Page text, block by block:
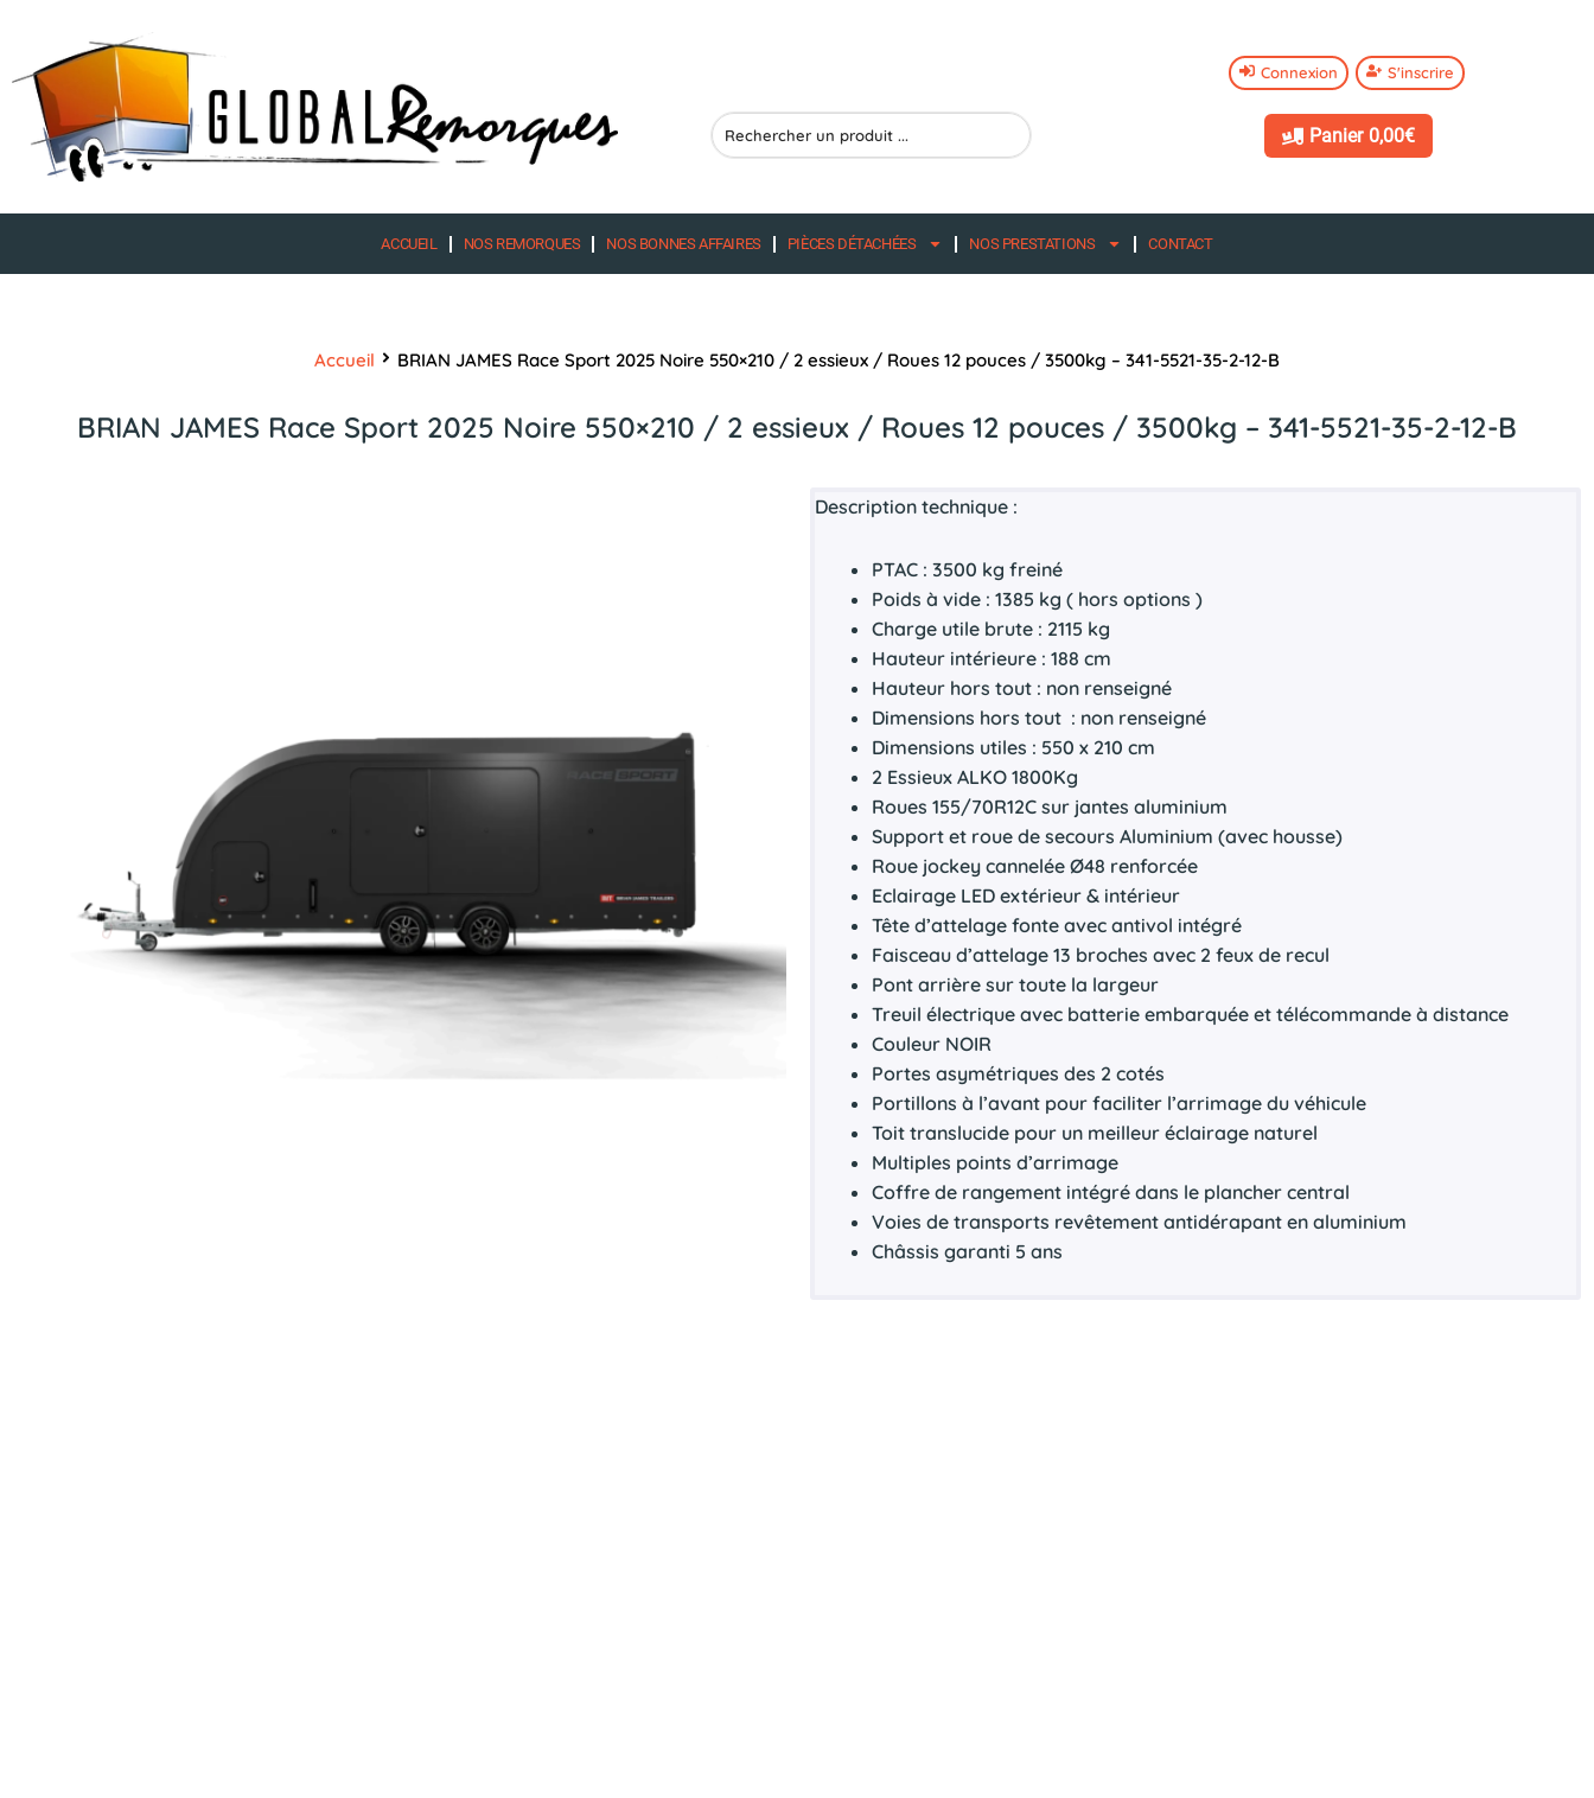
contenu
Search
...
Connexion S'inscrire
Panier 0,00€
ACCUEIL NOS REMORQUES NOS BONNES AFFAIRES PIÈCES DÉTACHÉES NOS PRESTATIONS CONTACT
BRIAN JAMES Race Sport 2025 Noire 550×210 / 2 essieux / Roues 12 pouces / 3500kg – 341-5521-35-2-12-B
Accueil BRIAN JAMES Race Sport 2025 Noire 550×210 / 2 essieux / Roues 12 pouces / 3500kg – 341-5521-35-2-12-B
Description technique :
PTAC : 3500 kg freiné
Poids à vide : 1385 kg ( hors options )
Charge utile brute : 2115 kg
Hauteur intérieure : 188 cm
Hauteur hors tout : non renseigné
Dimensions hors tout : non renseigné
Dimensions utiles : 550 x 210 cm
2 Essieux ALKO 1800Kg
Roues 155/70R12C sur jantes aluminium
Support et roue de secours Aluminium (avec housse)
Roue jockey cannelée Ø48 renforcée
Eclairage LED extérieur & intérieur
Tête d’attelage fonte avec antivol intégré
Faisceau d’attelage 13 broches avec 2 feux de recul
Pont arrière sur toute la largeur
Treuil électrique avec batterie embarquée et télécommande à distance
Couleur NOIR
Portes asymétriques des 2 cotés
Portillons à l’avant pour faciliter l’arrimage du véhicule
Toit translucide pour un meilleur éclairage naturel
Multiples points d’arrimage
Coffre de rangement intégré dans le plancher central
Voies de transports revêtement antidérapant en aluminium
Châssis garanti 5 ans